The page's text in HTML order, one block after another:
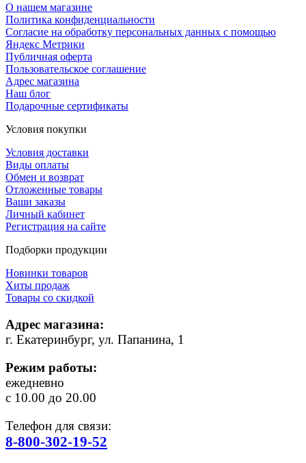
О нашем магазине
Политика конфиденциальности
Согласие на обработку персональных данных с помощью
Яндекс Метрики
Публичная оферта
Пользовательское соглашение
Адрес магазина
Наш блог
Подарочные сертификаты
Условия покупки
Условия доставки
Виды оплаты
Обмен и возврат
Отложенные товары
Ваши заказы
Личный кабинет
Регистрация на сайте
Подборки продукции
Новинки товаров
Хиты продаж
Товары со скидкой
Адрес магазина:
г. Екатеринбург, ул. Папанина, 1
Режим работы:
ежедневно
с 10.00 до 20.00
Телефон для связи:
8-800-302-19-52